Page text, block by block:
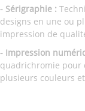
- Sérigraphie :
designs en une ou
impression de
- Impression
quadrichromie pour
plusieurs couleurs